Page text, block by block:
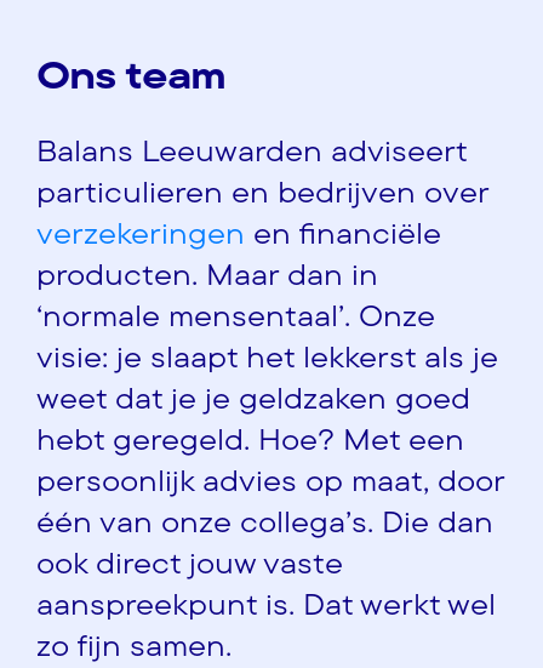
Ons team
Balans Leeuwarden adviseert
particulieren en bedrijven over
verzekeringen en financiële
producten. Maar dan in
‘normale mensentaal’. Onze
visie: je slaapt het lekkerst als je
weet dat je je geldzaken goed
hebt geregeld. Hoe? Met een
persoonlijk advies op maat, door
één van onze collega’s. Die dan
ook direct jouw vaste
aanspreekpunt is. Dat werkt wel
zo fijn samen.